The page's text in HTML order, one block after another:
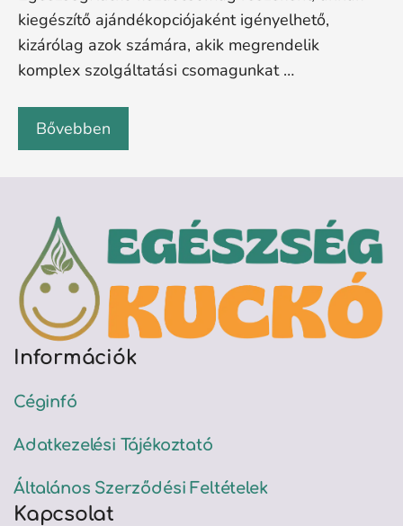
kiegészítő ajándékopciójaként igényelhető,
kizárólag azok számára, akik megrendelik
komplex szolgáltatási csomagunkat …
Bővebben
Információk
Céginfó
Adatkezelési Tájékoztató
Általános Szerződési Feltételek
Kapcsolat